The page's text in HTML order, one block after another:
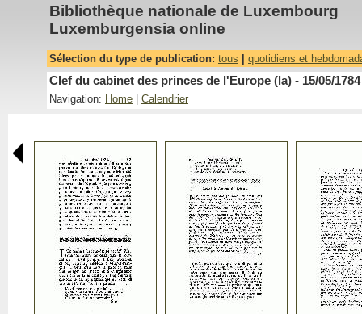
Bibliothèque nationale de Luxembourg
Luxemburgensia online
Sélection du type de publication: tous quotidiens et
Clef du cabinet des princes de l'Europe (la) - 15/05/1784
Navigation: Home Calendrier